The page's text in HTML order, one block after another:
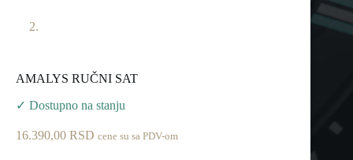
AMALYS RUČNI SAT
✓ Dostupno na stanju
16.390,00 RSD cene su sa PDV-om